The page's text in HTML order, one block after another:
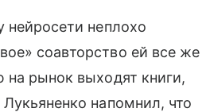
нейросети неплохо
соавторство ей все же
на рынок выходят книги,
напомнил, что